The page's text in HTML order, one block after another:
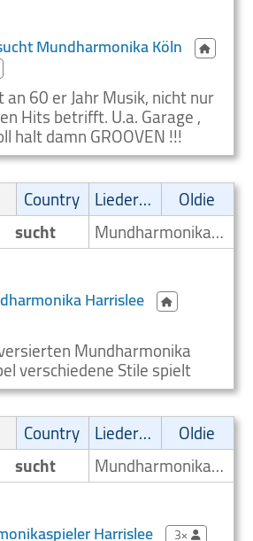
Mundharmonika Köln
60 er Jahr Musik, nicht nur
Hits betrifft. U.a. Garage ,
halt damn GROOVEN !!!
Country Liedermacher
Oldie
sucht
Mundharmonikaspieler
Harrislee
Mundharmonika
verschiedene Stile spielt
Country Liedermacher
Oldie
sucht
Mundharmonikaspieler
Harrislee
3×